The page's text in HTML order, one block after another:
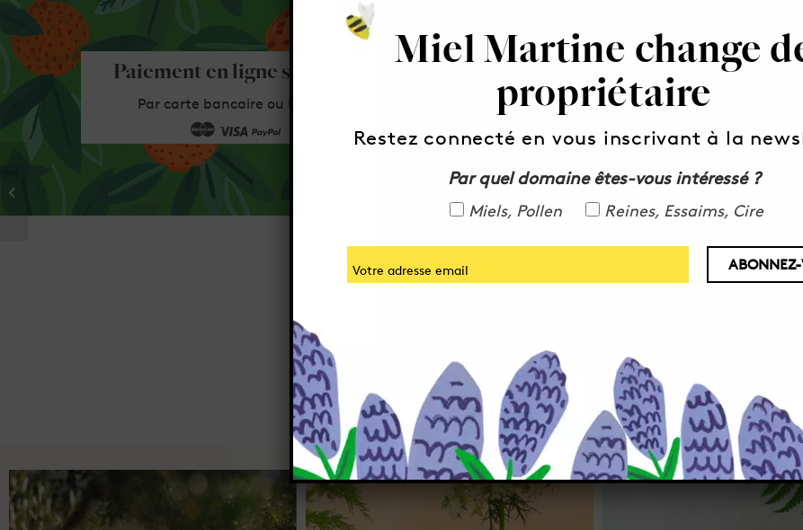
Paiement en ligne sécurisé
Par carte bancaire ou Paypal
Expédition express
Expédition Colissimo en 48h en France
Recevez notre Newsletter
Je m’inscris
Miel Toutes Fleurs 60g
Miel Martine change
propriétaire
Restez connecté en vous inscrivant à la
Par quel domaine êtes-vous intéressé ?
Miels, Pollen Reines, Essaims, Cire